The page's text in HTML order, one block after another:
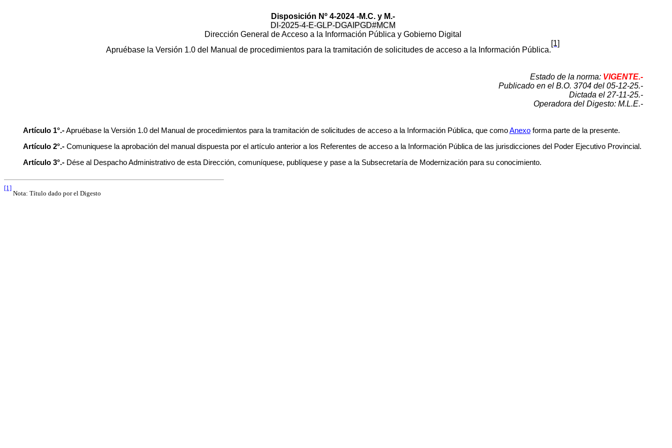
Disposición Nº 4-2024 -M.C. y M.-
DI-2025-4-E-GLP-DGAIPGD#MCM
Dirección General de Acceso a la Información Pública y Gobierno Digital
Apruébase la Versión 1.0 del Manual de procedimientos para la tramitación de solicitudes de acceso a la Información Pública.
[1]
Estado de la norma: VIGENTE.-
Publicado en el B.O. 3704 del 05-12-25.-
Dictada el 27-11-25.-
Operadora del Digesto: M.L.E.-
Artículo 1°.-Apruébase la Versión 1.0 del Manual de procedimientos para la tramitación de solicitudes de acceso a la Información Pública, que comoAnexoforma parte de la presente.
Artículo 2°.-Comuniquese la aprobación del manual dispuesta por el artículo anterior a los Referentes de acceso a la Información Pública de las jurisdicciones del Poder Ejecutivo Provincial.
Artículo 3°.-Dése al Despacho Administrativo de esta Dirección, comuníquese, publíquese y pase a la Subsecretaría de Modernización para su conocimiento.
[1]
Nota: Título dado por el Digesto